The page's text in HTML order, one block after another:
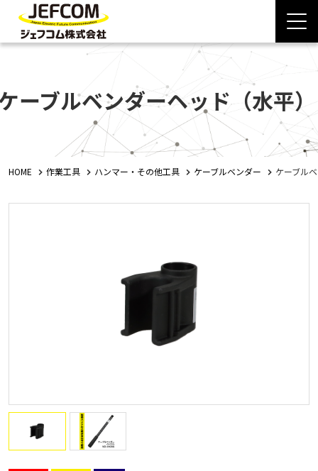
ーブルベンダーヘッド（水平）
HOME 作業工具 ハンマー・その他工具 ケーブルベンダー ケーブル